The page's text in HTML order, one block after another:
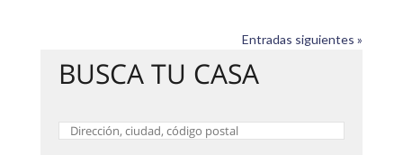
Entradas siguientes »
BUSCA TU CASA